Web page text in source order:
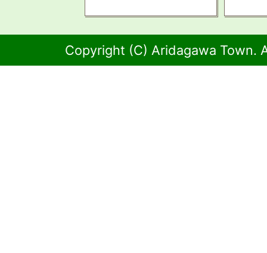
Copyright (C) Aridagawa Town.